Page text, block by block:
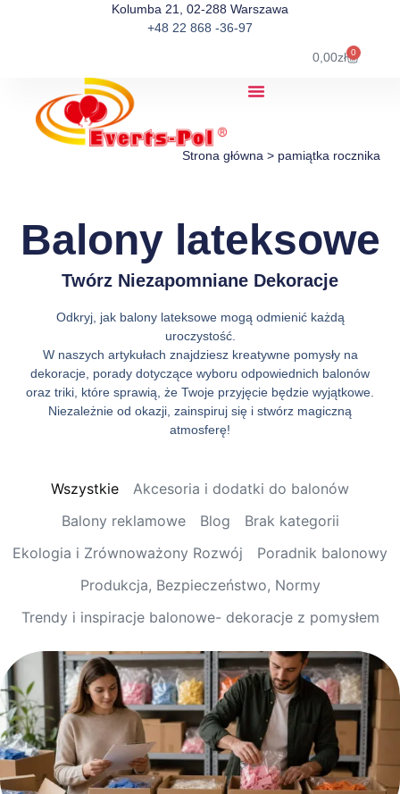
Kolumba 21, 02-288 Warszawa
+48 22 868 -36-97
0,00zł 0
Strona główna > pamiątka rocznika
Balony lateksowe
Twórz Niezapomniane Dekoracje
Odkryj, jak balony lateksowe mogą odmienić każdą
uroczystość.
W naszych artykułach znajdziesz kreatywne pomysły na
dekoracje, porady dotyczące wyboru odpowiednich balonów
oraz triki, które sprawią, że Twoje przyjęcie będzie wyjątkowe.
Niezależnie od okazji, zainspiruj się i stwórz magiczną
atmosferę!
Akcesoria i dodatki do balonów
Balony reklamowe
Blog
Brak kategorii
Ekologia i Zrównoważony Rozwój
Poradnik balonowy
Produkcja, Bezpieczeństwo, Normy
Trendy i inspiracje balonowe- dekoracje z pomysłem
Wszystkie